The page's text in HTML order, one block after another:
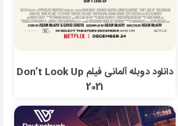
دانلود دوبله آلمانی فیلم Don’t Look Up
2021